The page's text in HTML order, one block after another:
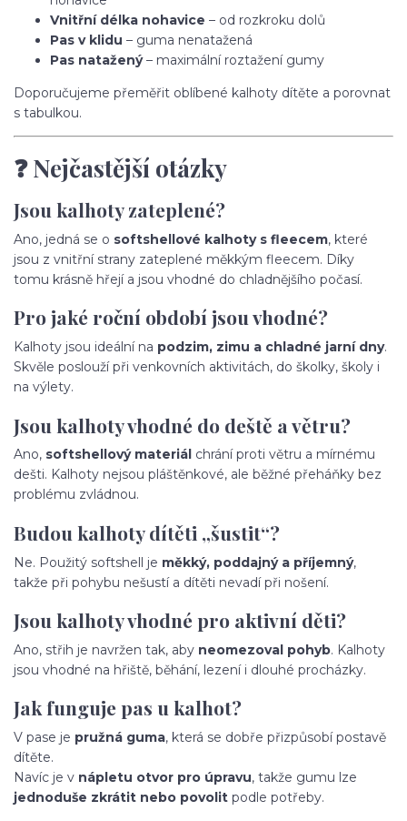
Vnitřní délka nohavice – od rozkroku dolů
Pas v klidu – guma nenatažená
Pas natažený– maximální roztažení gumy
Doporučujeme přeměřit oblíbené kalhoty dítěte a porovnat
s tabulkou.
❓ Nejčastější otázky
Jsou kalhoty zateplené?
Ano, jedná se o softshellové kalhoty s fleecem, které
jsou z vnitřní strany zateplené měkkým fleecem. Díky
tomu krásně hřejí a jsou vhodné do chladnějšího počasí.
Pro jaké roční období jsou vhodné?
Kalhoty jsou ideální na podzim, zimu a chladné jarní dny.
Skvěle poslouží při venkovních aktivitách, do školky, školy i
na výlety.
Jsou kalhoty vhodné do deště a větru?
Ano, softshellový materiál chrání proti větru a mírnému
dešti. Kalhoty nejsou pláštěnkové, ale běžné přeháňky bez
problému zvládnou.
Budou kalhoty dítěti „šustit“?
Ne. Použitý softshell je měkký, poddajný a příjemný,
takže při pohybu nešustí a dítěti nevadí při nošení.
Jsou kalhoty vhodné pro aktivní děti?
Ano, střih je navržen tak, aby neomezoval pohyb. Kalhoty
jsou vhodné na hřiště, běhání, lezení i dlouhé procházky.
Jak funguje pas u kalhot?
V pase je pružná guma, která se dobře přizpůsobí postavě
dítěte.
Navíc je v nápletu otvor pro úpravu, takže gumu lze
jednoduše zkrátit nebo povolit podle potřeby.